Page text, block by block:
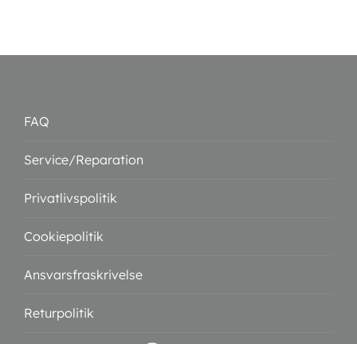
FAQ
Service/Reparation
Privatlivspolitik
Cookiepolitik
Ansvarsfraskrivelse
Returpolitik